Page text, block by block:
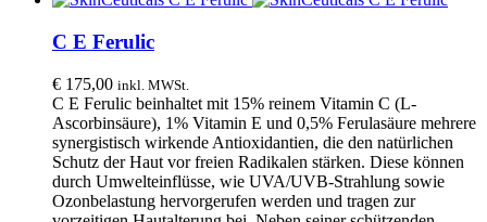
C E Ferulic
€ 175,00 inkl. MWSt.
C E Ferulic beinhaltet mit 15% reinem Vitamin C (L-
Ascorbinsäure), 1% Vitamin E und 0,5% Ferulasäure mehrere
synergistisch wirkende Antioxidantien, die den natürlichen
Schutz der Haut vor freien Radikalen stärken. Diese können
durch Umwelteinflüsse, wie UVA/UVB-Strahlung sowie
Ozonbelastung hervorgerufen werden und tragen zur